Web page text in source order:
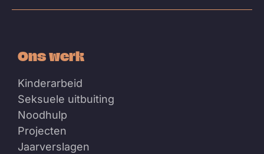
Ons werk
Kinderarbeid
Seksuele uitbuiting
Noodhulp
Projecten
Jaarverslagen